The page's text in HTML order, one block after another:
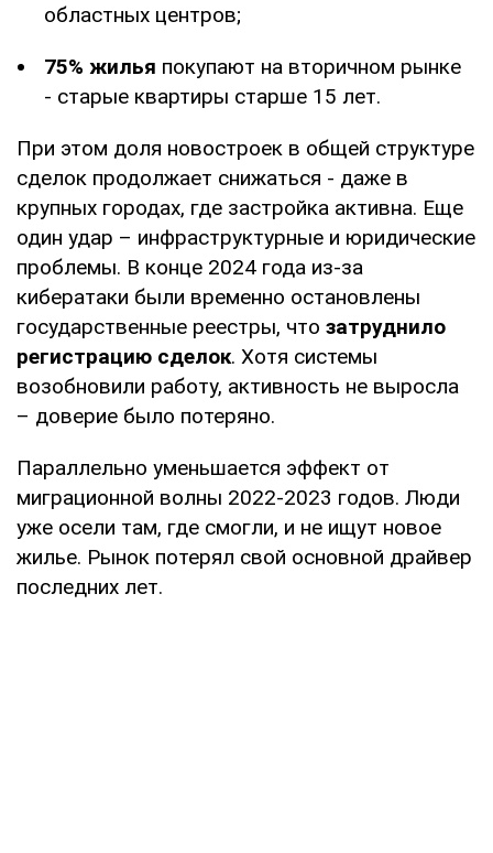
областных центров;
75% жилья покупают на вторичном рынке
- старые квартиры старше 15 лет.
При этом доля новостроек в общей структуре
сделок продолжает снижаться - даже в
крупных городах, где застройка активна. Еще
один удар – инфраструктурные и юридические
проблемы. В конце 2024 года из-за
кибератаки были временно остановлены
государственные реестры, что затруднило
регистрацию сделок. Хотя системы
возобновили работу, активность не выросла
– доверие было потеряно.
Параллельно уменьшается эффект от
миграционной волны 2022-2023 годов. Люди
уже осели там, где смогли, и не ищут новое
жилье. Рынок потерял свой основной драйвер
последних лет.